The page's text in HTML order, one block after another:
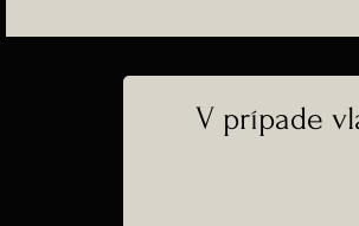
V prípade